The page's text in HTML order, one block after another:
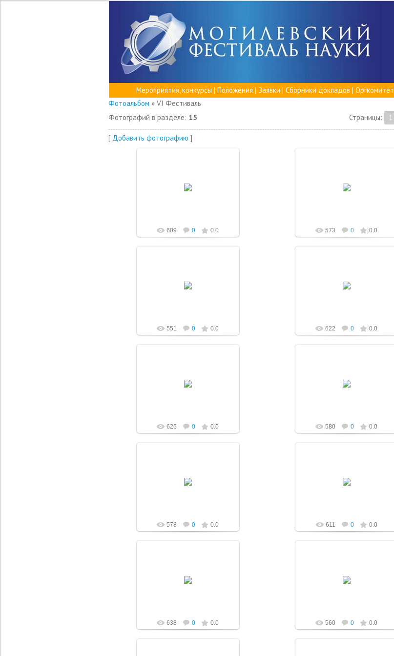
Мероприятия, конкурсы | Положения | Заявки | Сборники докладов | Оргкомитет
Фотоальбом » VI Фестиваль
Фотографий в разделе: 15 Страницы: 1
[ Добавить фотографию ]
609 0 0.0 573 0 0.0
551 0 0.0 622 0 0.0
625 0 0.0 580 0 0.0
578 0 0.0 611 0 0.0
638 0 0.0 560 0 0.0